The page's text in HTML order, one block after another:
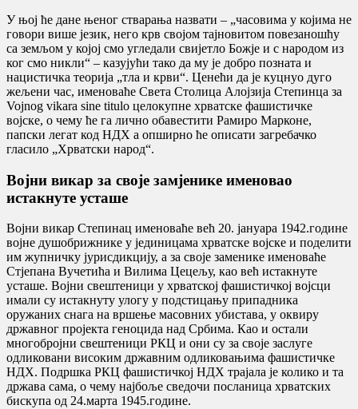
У њој ће дане њеног стварања назвати – „часовима у којима не
говори више језик, него крв својом тајновитом повезаношћу
са земљом у којој смо угледали свијетло Божје и с народом из
ког смо никли“ – казујући тако да му је добро позната и
нацистичка теорија „тла и крви“. Ценећи да је куцнуо дуго
жељени час, именоваће Света Столица Алојзија Степинца за
Vojnog vikara sine titulo целокупне хрватске фашистичке
војске, о чему ће га лично обавестити Рамиро Марконе,
папски легат код НДХ а опширно ће описати загребачко
гласило „Хрватски народ“.
Војни викар за своје замјенике именовао
истакнуте усташе
Војни викар Степинац именоваће већ 20. јануара 1942.године
војне душобрижнике у јединицама хрватске војске и поделити
им жупничку јурисдикцију, а за своје заменике именоваће
Стјепана Вучетића и Вилима Цецељу, као већ истакнуте
усташе. Војни свештеници у хрватској фашистичкој војсци
имали су истакнуту улогу у подстицању припадника
оружаних снага на вршење масовних убистава, у оквиру
државног пројекта геноцида над Србима. Као и остали
многобројни свештеници РКЦ и они су за своје заслуге
одликовани високим државним одликовањима фашистичке
НДХ. Подршка РКЦ фашистичкој НДХ трајала је колико и та
држава сама, о чему најбоље сведочи посланица хрватских
бискупа од 24.марта 1945.године.